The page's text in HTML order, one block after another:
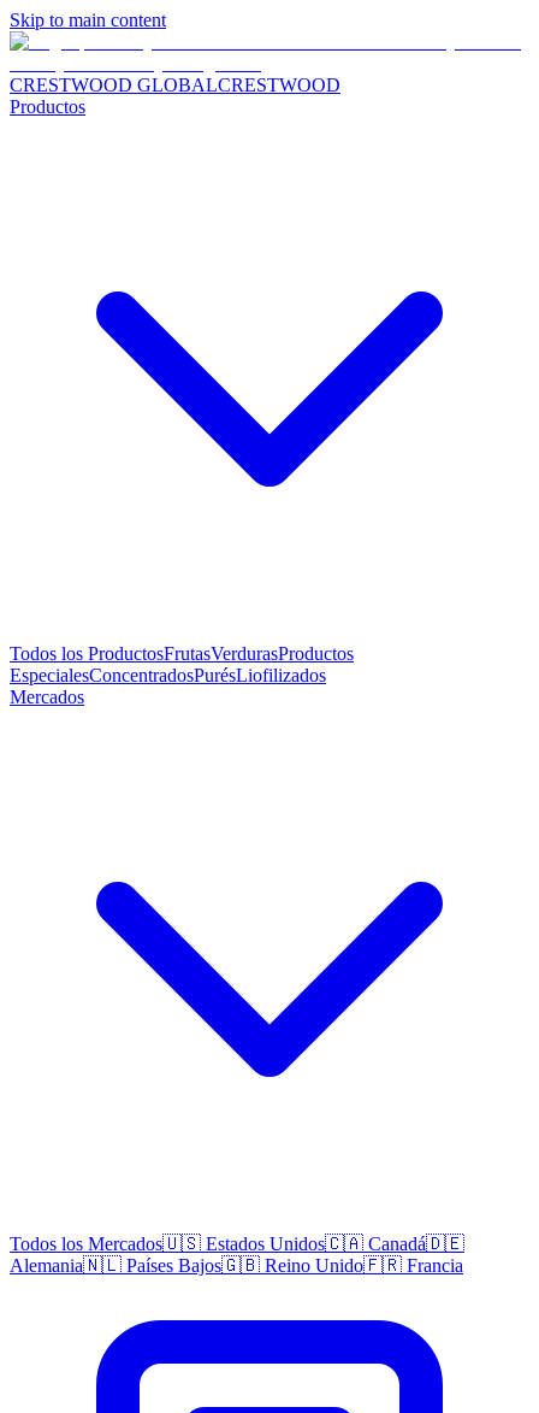
Skip to main content
CRESTWOOD GLOBALCRESTWOOD
Productos
Todos los ProductosFrutasVerdurasProductos
EspecialesConcentradosPurésLiofilizados
Mercados
Todos los Mercados🇺🇸 Estados Unidos🇨🇦 Canadá🇩🇪
Alemania🇳🇱 Países Bajos🇬🇧 Reino Unido🇫🇷 Francia